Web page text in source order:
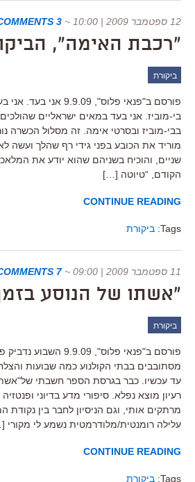
12 ספטמבר 2009 | 10:00 ~
3 COMMENTS
"רכבת האימה",
ביקורת
פורסם ב"פנאי פלוס",
בי-מוביז. אני בעד במאים ישראליים
בבי-מוביז ובסרטי אימה. זה מסלול הכשרה
מוריד את הכובע בפני גידי רף שהלך ועשה
שניים, והוכיח בשניהם שהוא יודע את
הקודם, “טיוטה […]
CONTINUE READING
Tags: ביקורת
11 ספטמבר 2009 | 09:00 ~
7 COMMENTS
"אשתו של הנוסע
ביקורת
פורסם ב"פנאי פלוס",
מסתובבים בבתי הקולנוע כמה שבועות
עד עכשיו. כבר בגרסת הספר חשבתי
רעיון מוצא נפלא. סיפורי מדע בדיוני
מרתקים אותי, וגם הניסיון לחבר בין נקודת
עלילה רומנטית/מלודרמטית נשמע לי מקורי
CONTINUE READING
Tags: ביקורת